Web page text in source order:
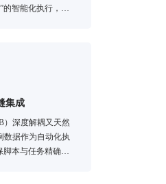
的智能化执行，极
集成
）深度解耦又天然
数据作为自动化执
脚本与任务精确下